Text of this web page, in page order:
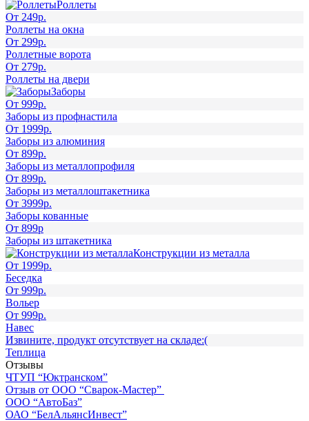
Роллеты
От 249р.
Роллеты на окна
От 299р.
Роллетные ворота
От 279р.
Роллеты на двери
Заборы
От 999р.
Заборы из профнастила
От 1999р.
Заборы из алюминия
От 899р.
Заборы из металлопрофиля
От 899р.
Заборы из металлоштакетника
От 3999р.
Заборы кованные
От 899р
Заборы из штакетника
Конструкции из металла
От 1999р.
Беседка
От 999р.
Вольер
От 999р.
Навес
Извините, продукт отсутствует на складе:(
Теплица
Отзывы
ЧТУП “Юктранском”
Отзыв от ООО “Сварок-Мастер”
ООО “АвтоБаз”
ОАО “БелАльянcИнвест”